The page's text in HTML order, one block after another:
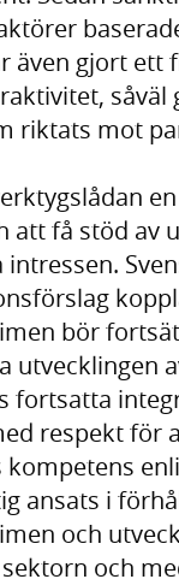
även gjort
riktats mot
att få stöd av
bör
utvecklingen
fortsatta
respekt för
ansats i
och
och